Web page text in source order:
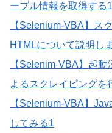
ーブル情報を取得する1
【Selenium-VBA】ス
HTMLについて説明し
【Selenim-VBA】起
よるスクレイピングを
【Selenium-VBA】
してみる1